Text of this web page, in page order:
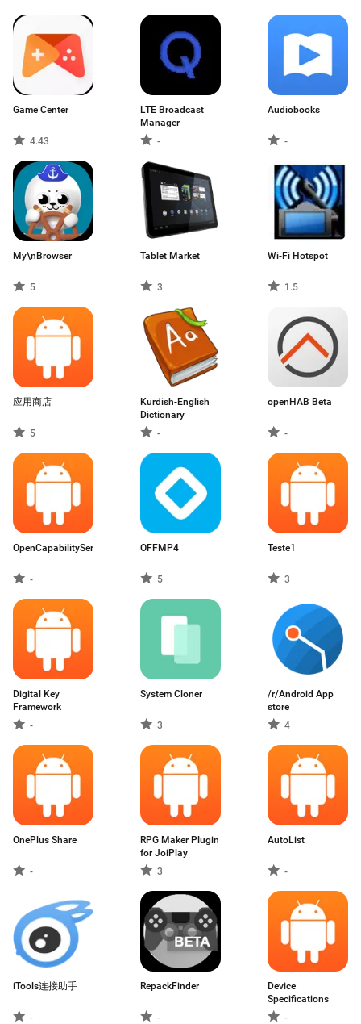
Game Center
4.43
LTE Broadcast
Manager
-
Audiobooks
-
My\nBrowser
5
Tablet Market
3
Wi-Fi Hotspot
1.5
应用商店
5
Kurdish-English
Dictionary
-
openHAB Beta
-
OpenCapabilityService
-
OFFMP4
5
Teste1
3
Digital Key
Framework
-
System Cloner
3
/r/Android App
store
4
OnePlus Share
-
RPG Maker Plugin
for JoiPlay
3
AutoList
-
iTools连接助手
-
RepackFinder
-
Device
Specifications
-